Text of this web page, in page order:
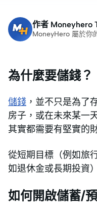
作者 Moneyhero
MoneyHero 屬於你
為什麼要儲錢？
儲錢 ，並不只是為了
房子，或在未來某一
其實都需要有堅實的
從短期目標（例如旅
如退休金或長期投資
如何開啟儲蓄/